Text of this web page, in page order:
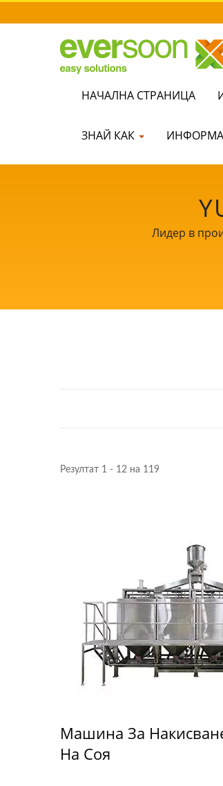
НАЧАЛНА СТРАНИЦА
ЗНАЙ КАК
Лидер в
Резултат 1 - 12 на 119
Машина За
На Соя